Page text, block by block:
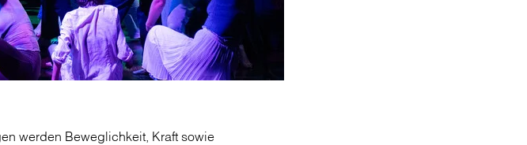
werden Beweglichkeit, Kraft sowie